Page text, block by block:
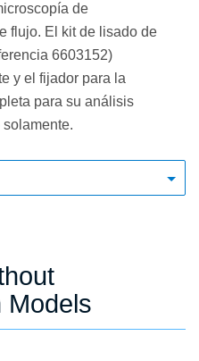
de
flujo. El kit de lisado de
6603152)
y el fijador para la
para su análisis
Models